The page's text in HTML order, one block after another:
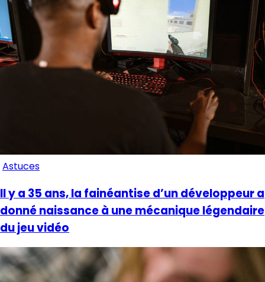
Astuces
Il y a 35 ans, la fainéantise d’un développeur a
donné naissance à une mécanique légendaire
du jeu vidéo